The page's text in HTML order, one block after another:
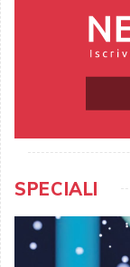
SPECIALI